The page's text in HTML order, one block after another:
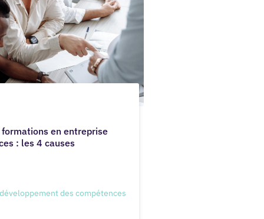
en entreprise
: les 4 causes
des compétences